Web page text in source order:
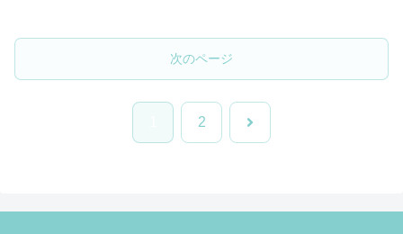
次のページ
2 次